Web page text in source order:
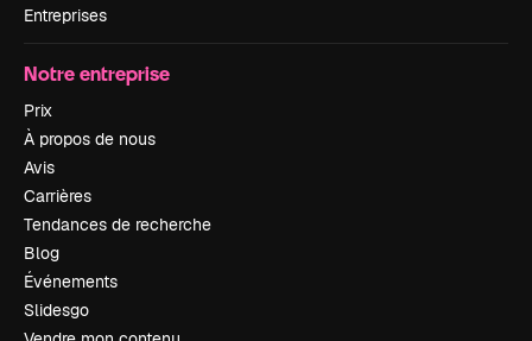
Entreprises
Notre entreprise
Prix
À propos de nous
Avis
Carrières
Tendances de recherche
Blog
Événements
Slidesgo